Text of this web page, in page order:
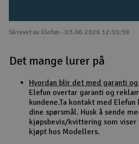
Outlet
Radioutstyr
Raketter
Smarthjem, lek & hobby
Skrevet av Elefun - 03.06.2026 12:10:59
Det mange lurer på
Hvordan blir det med garanti
Elefun overtar garanti og
kundene.Ta kontakt med
dine spørsmål. Husk å sende
kjøpsbevis/kvittering som
kjøpt hos Modellers.